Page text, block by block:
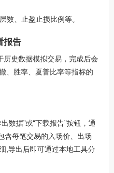
数、止盈止损比例等。
报告
历史数据模拟交易，完成后会
、胜率、夏普比率等指标的
数据”或“下载报告”按钮，通
含每笔交易的入场价、出场
,导出后即可通过本地工具分